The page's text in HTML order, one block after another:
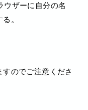
ウザーに自分の名
。
のでご注意くださ